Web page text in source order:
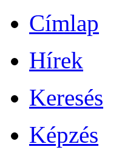
Címlap
Hírek
Keresés
Képzés